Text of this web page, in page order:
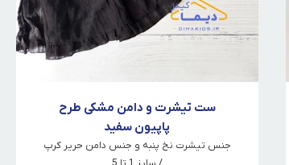
ست تیشرت و دامن مشکی طرح
پاپیون سفید
جنس تیشرت نخ پنبه و جنس دامن حریر کرپ